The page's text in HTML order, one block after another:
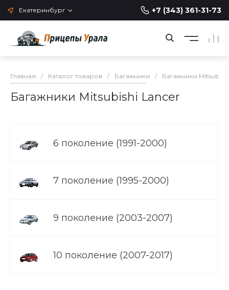
Екатеринбург +7 (343) 361-31-73
Главная / Каталог товаров / Багажники / Багажники Mitsubishi
Багажники Mitsubishi Lancer
6 поколение (1991-2000)
7 поколение (1995-2000)
9 поколение (2003-2007)
10 поколение (2007-2017)